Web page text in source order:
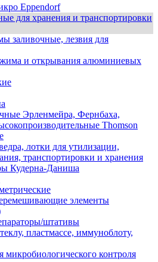
Eppendorf
для хранения и транспортировки
заливочные, лезвия для
и открывания алюминиевых
Эрленмейра, Фернбаха,
Thomson
лотки для утилизации,
транспортировки и хранения
Кудерна-Даниша
элементы
штативы
пластмассе, иммуноблоту,
контроля